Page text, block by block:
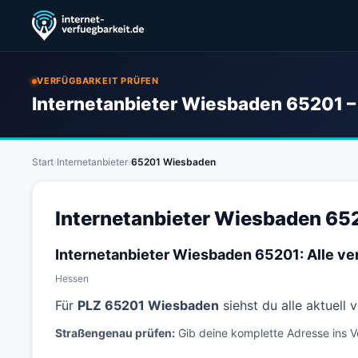
VERFÜGBARKEIT PRÜFEN
Internetanbieter Wiesbaden 65201
Start›Internetanbieter›65201 Wiesbaden
Internetanbieter Wiesbaden
Internetanbieter Wiesbaden 65201: Alle
Hessen
Für PLZ 65201 Wiesbaden siehst du alle aktuell
Straßengenau prüfen: Gib deine komplette Adresse ins